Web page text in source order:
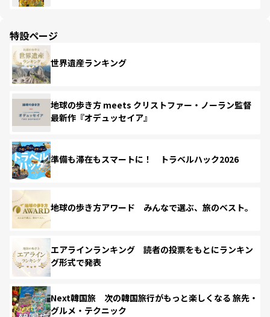
特設ページ
世界遺産ランキング
地球の歩き方 meets クリストファー・ノーラン監督
最新作『オデュッセイア』
準備も滞在もスマートに！ トラベルハック2026
地球の歩き方アワード みんなで選ぶ、旅のベスト。
エアラインランキング 読者の投票をもとにランキン
グ形式で発表
Next韓国旅 次の韓国旅行がもっと楽しくなる 旅先・
グルメ・テクニック